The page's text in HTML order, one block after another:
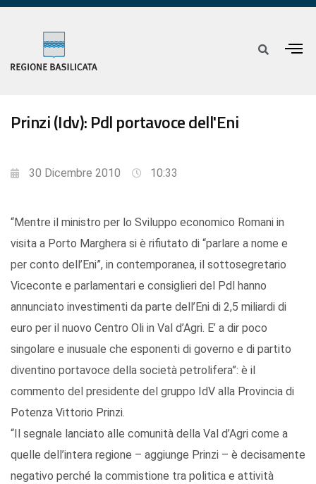
Prinzi (Idv): Pdl portavoce dell'Eni
30 Dicembre 2010 10:33
“Mentre il ministro per lo Sviluppo economico Romani in
visita a Porto Marghera si è rifiutato di “parlare a nome e
per conto dell’Eni”, in contemporanea, il sottosegretario
Viceconte e parlamentari e consiglieri del Pdl hanno
annunciato investimenti da parte dell’Eni di 2,5 miliardi di
euro per il nuovo Centro Oli in Val d’Agri. E’ a dir poco
singolare e inusuale che esponenti di governo e di partito
diventino portavoce della società petrolifera”: è il
commento del presidente del gruppo IdV alla Provincia di
Potenza Vittorio Prinzi.
“Il segnale lanciato alle comunità della Val d’Agri come a
quelle dell’intera regione – aggiunge Prinzi – è decisamente
negativo perché la commistione tra politica e attività